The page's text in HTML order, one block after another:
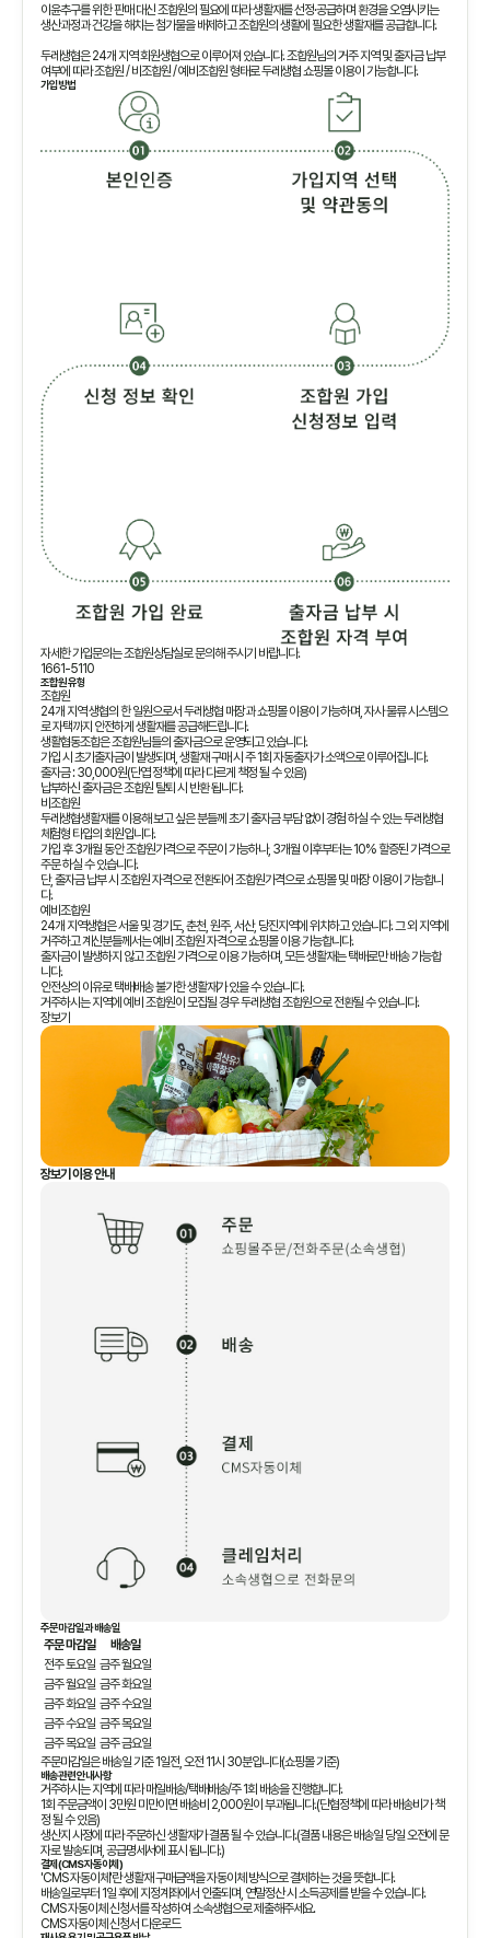
이윤추구를 위한 판매 대신 조합원의 필요에 따라 생활재를 선정·공급하며 환경을 오염시키는
생산과정과 건강을 해치는 첨가물을 배제하고 조합원의 생활에 필요한 생활재를 공급합니다.
두레생협은 24개 지역 회원생협으로 이루어져 있습니다. 조합원님의 거주 지역 및 출자금 납부
여부에 따라 조합원 / 비조합원 / 예비조합원 형태로 두레생협 쇼핑몰 이용이 가능합니다.
가입방법
자세한 가입문의는 조합원상담실로 문의해 주시기 바랍니다.
1661-5110
조합원 유형
조합원
24개 지역 생협의 한 일원으로서 두레생협 매장과 쇼핑몰 이용이 가능하며, 자사 물류 시스템으
로 자택까지 안전하게 생활재를 공급해드립니다.
생활협동조합은 조합원님들의 출자금으로 운영되고 있습니다.
가입 시 초기출자금이 발생되며, 생활재 구매 시 주 1회 자동출자가 소액으로 이루어집니다.
출자금 : 30,000원(단엽 정책에 따라 다르게 책정 될 수 있음)
납부하신 출자금은 조합원 탈퇴 시 반환 됩니다.
비조합원
두레생협생활재를 이용해 보고 싶은 분들께 초기 출자금 부담 없이 경험 하실 수 있는 두레생협
체험형 타입의 회원입니다.
가입 후 3개월 동안 조합원가격으로 주문이 가능하나, 3개월 이후부터는 10% 할증된 가격으로
주문 하실 수 있습니다.
단, 출자금 납부 시 조합원 자격으로 전환되어 조합원가격으로 쇼핑몰 및 매장 이용이 가능합니
다.
예비조합원
24개 지역생협은 서울 및 경기도, 춘천, 원주, 서산, 당진지역에 위치하고 있습니다. 그 외 지역에
거주하고 계신분들께서는 예비 조합원 자격으로 쇼핑몰 이용 가능합니다.
출자금이 발생하지 않고 조합원 가격으로 이용 가능하며, 모든 생활재는 택배로만 배송 가능합
니다.
안전상의 이유로 택배배송 불가한 생활재가 있을 수 있습니다.
거주하시는 지역에 예비 조합원이 모집될 경우 두레생협 조합원으로 전환될 수 있습니다.
장보기
장보기 이용 안내
주문마감일과 배송일
주문 마감일
배송일
전주 토요일 금주 월요일
금주 월요일 금주 화요일
금주 화요일 금주 수요일
금주 수요일 금주 목요일
금주 목요일 금주 금요일
주문마감일은 배송일 기준 1일전, 오전 11시 30분입니다(쇼핑몰 기준)
배송관련 안내사항
거주하시는 지역에 따라 매일배송/택배배송/주 1회 배송을 진행합니다.
1회 주문금액이 3만원 미만이면 배송비 2,000원이 부과됩니다.(단협정책에 따라 배송비가 책
정 될 수 있음)
생산지 사정에 따라 주문하신 생활재가 결품 될 수 있습니다.(결품 내용은 배송일 당일 오전에 문
자로 발송되며, 공급명세서에 표시 됩니다.)
결제(CMS 자동이체)
'CMS 자동이체'란 생활재 구매금액을 자동이체 방식으로 결제하는 것을 뜻합니다.
배송일로부터 1일 후에 지정계좌에서 인출되며, 연말정산 시 소득공제를 받을 수 있습니다.
CMS 자동이체 신청서를 작성하여 소속생협으로 제출해주세요.
CMS 자동이체 신청서 다운로드